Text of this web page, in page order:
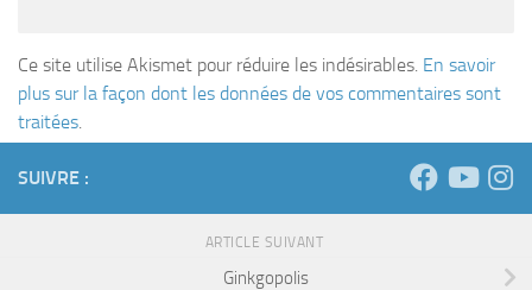
Ce site utilise Akismet pour réduire les indésirables. En savoir
plus sur la façon dont les données de vos commentaires sont
traitées.
SUIVRE :
ARTICLE SUIVANT
Ginkgopolis